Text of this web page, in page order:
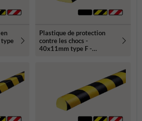
Plastique de protection
contre les chocs -
40x11mm type F -